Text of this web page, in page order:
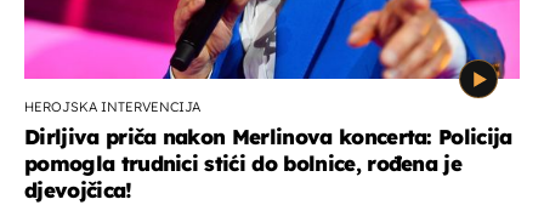
HEROJSKA INTERVENCIJA
Dirljiva priča nakon Merlinova koncerta: Policija
pomogla trudnici stići do bolnice, rođena je
djevojčica!